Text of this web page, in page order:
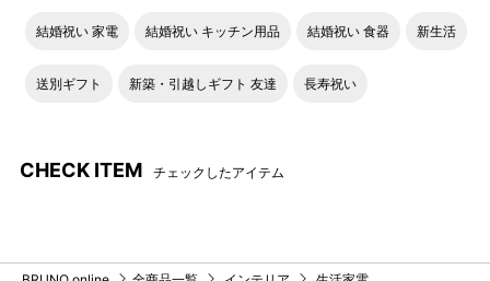
結婚祝い 家電 結婚祝い キッチン用品 結婚祝い 食器 新生活
送別ギフト 新築・引越しギフト 友達 長寿祝い
CHECK ITEM チェックしたアイテム